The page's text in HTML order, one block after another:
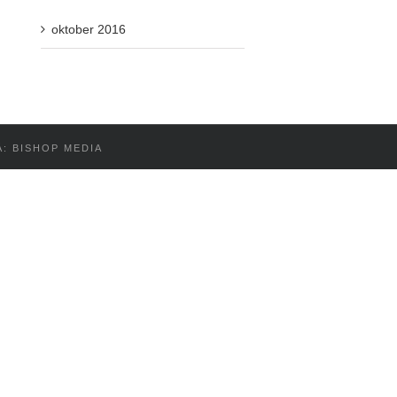
oktober 2016
BISHOP MEDIA